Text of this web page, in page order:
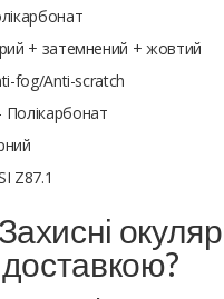
+ затемнений + жовтий
fog/Anti-scratch
Z87.1